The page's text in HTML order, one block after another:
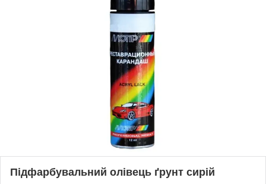
Підфарбувальний олівець ґрунт сирій